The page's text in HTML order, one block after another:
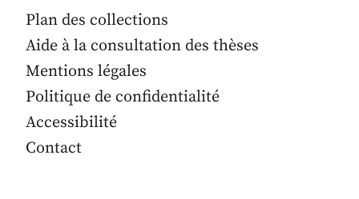
Plan des collections
Aide à la consultation des thèses
Mentions légales
Politique de confidentialité
Accessibilité
Contact